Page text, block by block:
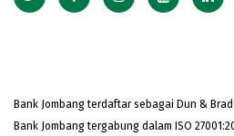
Bank Jombang terdaftar sebagai Dun &
Bank Jombang tergabung dalam ISO